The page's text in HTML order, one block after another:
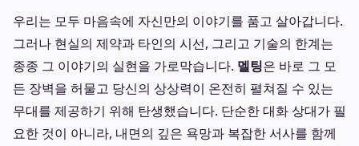
우리는 모두 마음속에 자신만의 이야기를 품고 살아갑니다.
그러나 현실의 제약과 타인의 시선, 그리고 기술의 한계는
종종 그 이야기의 실현을 가로막습니다. 멜팅은 바로 그 모
든 장벽을 허물고 당신의 상상력이 온전히 펼쳐질 수 있는
무대를 제공하기 위해 탄생했습니다. 단순한 대화 상대가 필
요한 것이 아니라, 내면의 깊은 욕망과 복잡한 서사를 함께